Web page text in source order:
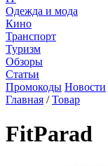
Одежда и мода
Кино
Транспорт
Туризм
Обзоры
Статьи
Промокоды Новости
Главная /Товар
FitParad